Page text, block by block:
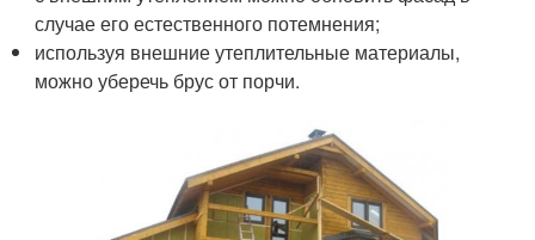
случае его естественного потемнения;
используя внешние утеплительные материалы,
можно уберечь брус от порчи.